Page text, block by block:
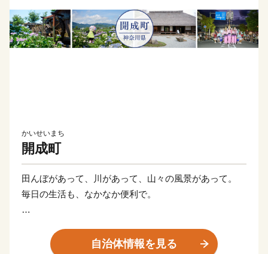
かいせいまち
開成町
田んぼがあって、川があって、山々の風景があって。
毎日の生活も、なかなか便利で。
あいさつが絶えなくて、町がひとつの家族みたいで。
自治体情報を見る